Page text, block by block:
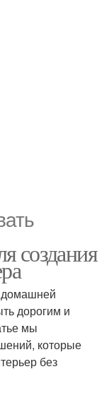
создания
домашней
дорогим и
мы
которые
без